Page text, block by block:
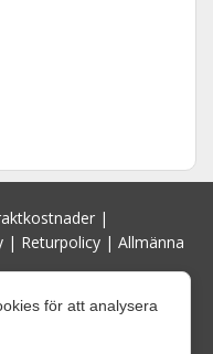
|
| Returpolicy | Allmänna
för att analysera